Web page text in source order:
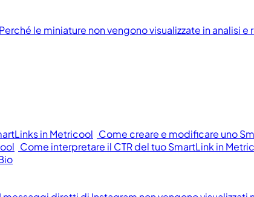
Perché le miniature non vengono visualizzate in analisi e
in Metricool Come creare e modificare uno
Come interpretare il CTR del tuo SmartLink in